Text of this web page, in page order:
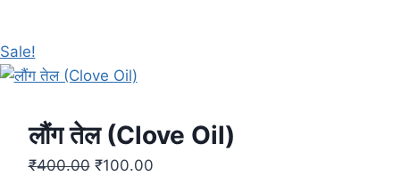
Sale!
लौंग तेल (Clove Oil)
₹400.00 ₹100.00